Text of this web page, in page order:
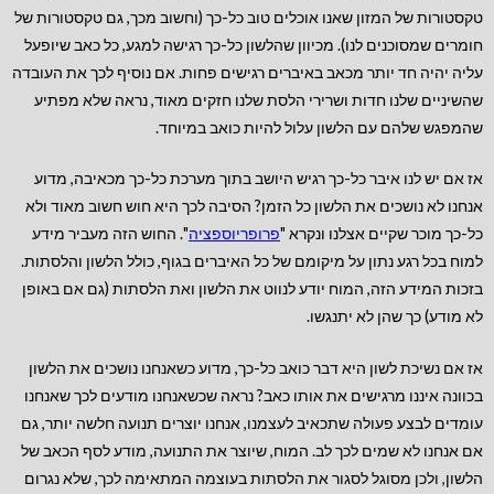
טקסטורות של המזון שאנו אוכלים טוב כל-כך (וחשוב מכך, גם טקסטורות של
חומרים שמסוכנים לנו). מכיוון שהלשון כל-כך רגישה למגע, כל כאב שיופעל
עליה יהיה חד יותר מכאב באיברים רגישים פחות. אם נוסיף לכך את העובדה
שהשיניים שלנו חדות ושרירי הלסת שלנו חזקים מאוד, נראה שלא מפתיע
שהמפגש שלהם עם הלשון עלול להיות כואב במיוחד.
אז אם יש לנו איבר כל-כך רגיש היושב בתוך מערכת כל-כך מכאיבה, מדוע
אנחנו לא נושכים את הלשון כל הזמן? הסיבה לכך היא חוש חשוב מאוד ולא
כל-כך מוכר שקיים אצלנו ונקרא "פרופריוספציה". החוש הזה מעביר מידע
למוח בכל רגע נתון על מיקומם של כל האיברים בגוף, כולל הלשון והלסתות.
בזכות המידע הזה, המוח יודע לנווט את הלשון ואת הלסתות (גם אם באופן
לא מודע) כך שהן לא יתנגשו.
אז אם נשיכת לשון היא דבר כואב כל-כך, מדוע כשאנחנו נושכים את הלשון
בכוונה איננו מרגישים את אותו כאב? נראה שכשאנחנו מודעים לכך שאנחנו
עומדים לבצע פעולה שתכאיב לעצמנו, אנחנו יוצרים תנועה חלשה יותר, גם
אם אנחנו לא שמים לכך לב. המוח, שיוצר את התנועה, מודע לסף הכאב של
הלשון, ולכן מסוגל לסגור את הלסתות בעוצמה המתאימה לכך, שלא נגרום